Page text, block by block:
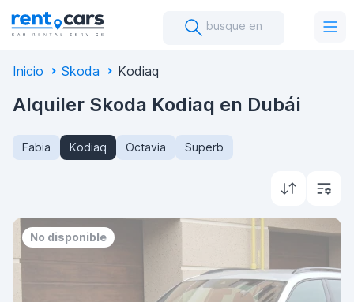
busque en
Inicio Skoda Kodiaq
Alquiler Skoda Kodiaq en Dubái
Fabia Kodiaq Octavia Superb
No disponible